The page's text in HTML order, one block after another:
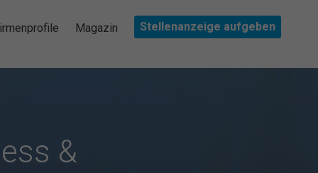
Magazin Stellenanzeige aufgeben
&